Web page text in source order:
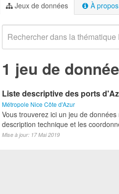
Jeux de données À propos
1 jeu de
Liste descriptive des ports
Métropole Nice Côte d'Azur
Vous trouverez ici un jeu de
description technique et les
Mise à jour: 17 Mai 2019